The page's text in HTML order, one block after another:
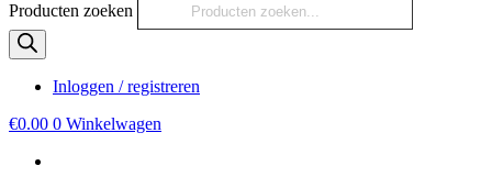
Producten zoeken
Inloggen / registreren
€0.00 0 Winkelwagen